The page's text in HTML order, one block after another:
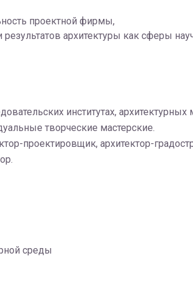
проектной фирмы,
архитектуры как сферы
ин­сти­ту­тах,
твор­че­ские ма­стер­ские.
проектировщик, архитектор-
среды